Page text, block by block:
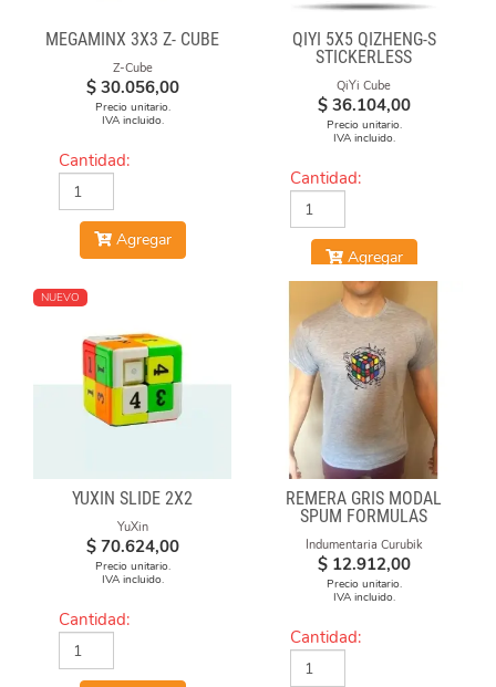
MEGAMINX 3X3 Z- CUBE
Z-Cube
$ 30.056,00
Precio unitario.
IVA incluido.
Cantidad:
Agregar
QIYI 5X5 QIZHENG-S
STICKERLESS
QiYi Cube
$ 36.104,00
Precio unitario.
IVA incluido.
Cantidad:
Agregar
NUEVO
YUXIN SLIDE 2X2
YuXin
$ 70.624,00
Precio unitario.
IVA incluido.
Cantidad:
REMERA GRIS MODAL
SPUM FORMULAS
Indumentaria Curubik
$ 12.912,00
Precio unitario.
IVA incluido.
Cantidad: